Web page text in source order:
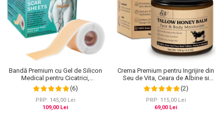
Bandă Premium cu Gel de Silicon
Medical pentru Cicatrici,
Reutilizabilă, NOVA KISS®, 4 cm x
1.5 m
(6)
PRP: 145,00 Lei
109,00 Lei
Crema Premium pentru Ingrijire din
Seu de Vita, Ceara de Albine si
Miere, 100% Naturala, NOVA
KISS®, 120 g
(2)
PRP: 115,00 Lei
69,00 Lei